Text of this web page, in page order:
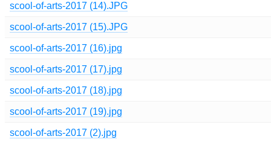
scool-of-arts-2017 (14).JPG
scool-of-arts-2017 (15).JPG
scool-of-arts-2017 (16).jpg
scool-of-arts-2017 (17).jpg
scool-of-arts-2017 (18).jpg
scool-of-arts-2017 (19).jpg
scool-of-arts-2017 (2).jpg